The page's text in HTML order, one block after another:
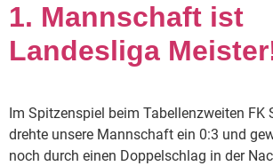
1. Mannschaft ist
Landesliga
Im Spitzenspiel beim Tabellenzweiten FK
drehte unsere Mannschaft ein 0:3 und
noch durch einen Doppelschlag in der